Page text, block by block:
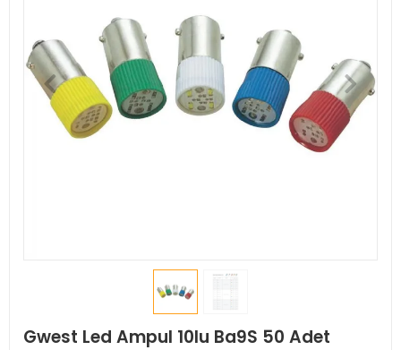
Gwest Led Ampul 10lu Ba9S 50 Adet